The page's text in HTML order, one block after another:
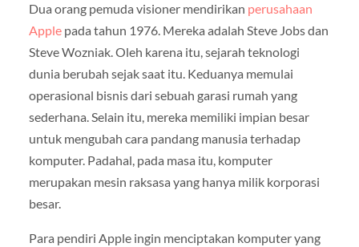
Dua orang pemuda visioner mendirikan perusahaan
Applepada tahun 1976. Mereka adalah Steve Jobs dan
Steve Wozniak. Oleh karena itu, sejarah teknologi
dunia berubah sejak saat itu. Keduanya memulai
operasional bisnis dari sebuah garasi rumah yang
sederhana. Selain itu, mereka memiliki impian besar
untuk mengubah cara pandang manusia terhadap
komputer. Padahal, pada masa itu, komputer
merupakan mesin raksasa yang hanya milik korporasi
besar.
Para pendiri Apple ingin menciptakan komputer yang